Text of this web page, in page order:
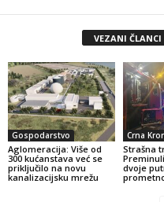
VEZANI ČLANCI
Gospodarstvo
Aglomeracija: Više od
300 kućanstava već se
priključilo na novu
kanalizacijsku mrežu
Crna
Strašna
dvoje